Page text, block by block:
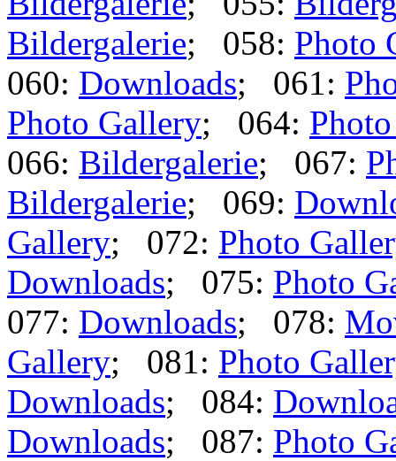
Bildergalerie; 058: Photo
060: Downloads; 061:
Photo Gallery; 064:
066: Bildergalerie; 067:
Bildergalerie; 069:
Gallery; 072: Photo
Downloads; 075: Photo
077: Downloads; 078:
Gallery; 081: Photo
Downloads; 084:
Downloads; 087: Photo